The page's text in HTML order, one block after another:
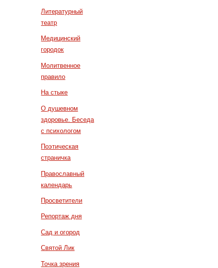
Литературный
театр
Медицинский
городок
Молитвенное
правило
На стыке
О душевном
здоровье. Беседа
с психологом
Поэтическая
страничка
Православный
календарь
Просветители
Репортаж дня
Сад и огород
Святой Лик
Точка зрения